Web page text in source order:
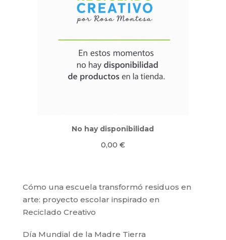
No hay disponibilidad
0,00 €
Cómo una escuela transformó residuos en
arte: proyecto escolar inspirado en
Reciclado Creativo
Día Mundial de la Madre Tierra